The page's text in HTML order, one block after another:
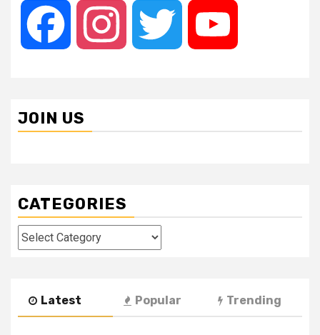
Facebook Instagram Twitter
JOIN US
CATEGORIES
Categories
Latest Popular Trending